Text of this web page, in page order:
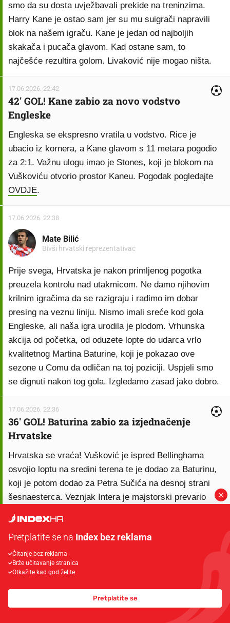
smo da su dosta uvježbavali prekide na treninzima.
Harry Kane je ostao sam jer su mu suigrači napravili
blok na našem igraču. Kane je jedan od najboljih
skakača i pucača glavom. Kad ostane sam, to
najčešće rezultira golom. Livaković nije mogao ništa.
17.06.2026. 22:42
42' GOL! Kane zabio za novo vodstvo
Engleske
Engleska se ekspresno vratila u vodstvo. Rice je
ubacio iz kornera, a Kane glavom s 11 metara pogodio
za 2:1. Važnu ulogu imao je Stones, koji je blokom na
Vuškoviću otvorio prostor Kaneu. Pogodak pogledajte
OVDJE.
17.06.2026. 22:38
Mate Bilić
Bivši hrvatski reprezentativac
Prije svega, Hrvatska je nakon primljenog pogotka
preuzela kontrolu nad utakmicom. Ne damo njihovim
krilnim igračima da se razigraju i radimo im dobar
presing na veznu liniju. Nismo imali sreće kod gola
Engleske, ali naša igra urodila je plodom. Vrhunska
akcija od početka, od oduzete lopte do udarca vrlo
kvalitetnog Martina Baturine, koji je pokazao ove
sezone u Comu da odličan na toj poziciji. Uspjeli smo
se dignuti nakon tog gola. Izgledamo zasad jako dobro.
17.06.2026. 22:36
36' GOL! Baturina zabio za izjednačenje
Hrvatske
Hrvatska se vraća! Vušković je ispred Bellinghama
osvojio loptu na sredini terena te je dodao za Baturinu,
koji je potom dodao za Petra Sučića na desnoj strani
šesnaesterca. Veznjak Intera je majstorski prevario
ljepše pogađa s ruba šesnaesterca za 1:1. Pogodak
pogledajte OVDJE.
17.06.2026. 22:34
34'
Još jednom je sijevnula kontra Engleske po desnom
krilu. Madueke je dobio loptu, ali srećom po Hrvatsku,
Pretplatite se na Index bez reklama
Čitanje bez reklama
Brže učitavanje stranica
Otkažite kad god želite
Pretplatite se